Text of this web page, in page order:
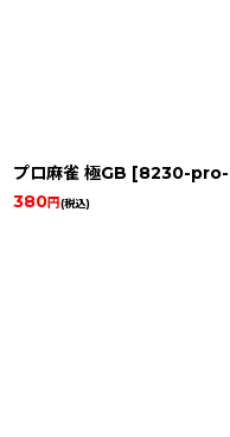
プロ麻雀 極GB [8230-
380円(税込)